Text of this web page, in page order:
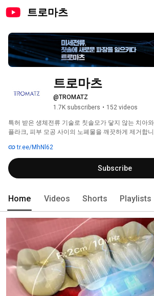
트로마츠
트로마츠
@TROMATZ
1.7K subscribers • 152 videos
특허 받은 생체전류 기술로 칫솔모가 닿지 않는 치아
플라크, 피부 모공 사이의 노폐물을 깨끗하게 제거합
tr.ee/MhNl62
Subscribe
Home Videos Shorts Playlists